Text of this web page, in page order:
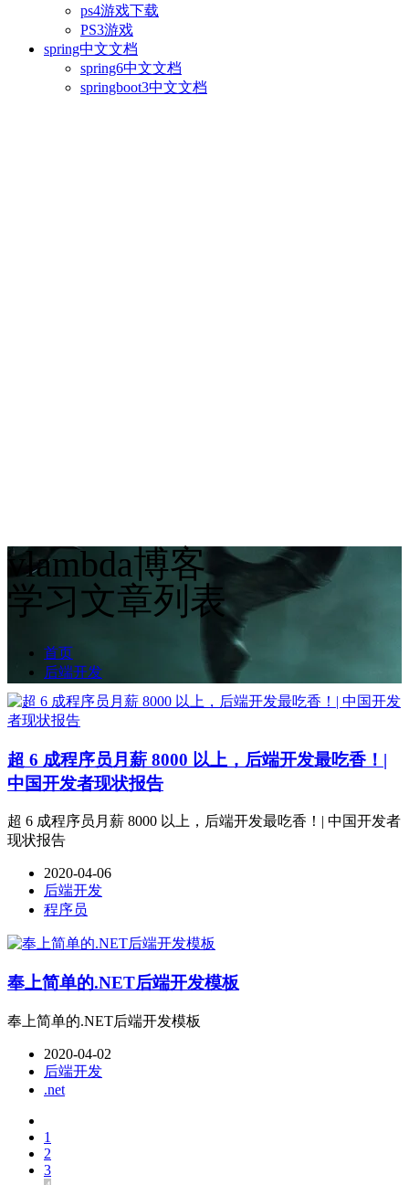
ps4游戏下载
PS3游戏
spring中文文档
spring6中文文档
springboot3中文文档
vlambda博客
学习文章列表
首页
后端开发
超 6 成程序员月薪 8000 以上，后端开发最吃香！|
中国开发者现状报告
超 6 成程序员月薪 8000 以上，后端开发最吃香！| 中国开发者
现状报告
2020-04-06
后端开发
程序员
奉上简单的.NET后端开发模板
奉上简单的.NET后端开发模板
2020-04-02
后端开发
.net
1
2
3